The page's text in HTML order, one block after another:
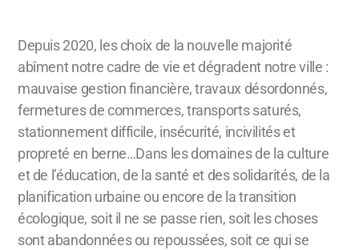
Depuis 2020, les choix de la nouvelle majorité
abîment notre cadre de vie et dégradent notre ville :
mauvaise gestion financière, travaux désordonnés,
fermetures de commerces, transports saturés,
stationnement difficile, insécurité, incivilités et
propreté en berne…Dans les domaines de la culture
et de l’éducation, de la santé et des solidarités, de la
planification urbaine ou encore de la transition
écologique, soit il ne se passe rien, soit les choses
sont abandonnées ou repoussées, soit ce qui se